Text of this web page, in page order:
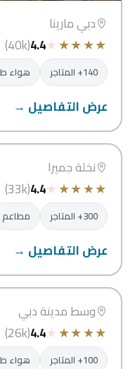
دبي مارينا
★
★
★
★
★
4.4
(40k)
140+ المتاجر هواء
عرض التفاصيل →
دبي
نخيل مول
نخلة جميرا
★
★
★
★
★
4.4
(33k)
300+ المتاجر مطاعم
عرض التفاصيل →
دبي
سوق البحار
وسط مدينة دبي
★
★
★
★
★
4.4
(26k)
100+ المتاجر هواء